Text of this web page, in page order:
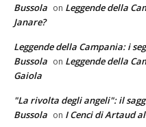
Bussola on Leggende della
Janare?
Leggende della Campania: i
Bussola on Leggende della
Gaiola
"La rivolta degli angeli": il
Bussola on I Cenci di Artaud